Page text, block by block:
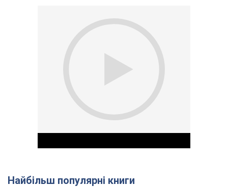
Найбільш популярні книги